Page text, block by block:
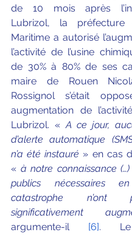
de 10 mois après
Lubrizol, la préfecture
Maritime a autorisé
l’activité de l’usine
de 30% à 80% de ses
maire de Rouen
Rossignol s’était
augmentation de
Lubrizol. « A ce jour,
d’alerte automatique
n’a été instauré » en cas
« à notre connaissance
publics nécessaires
catastrophe
significativement
argumente-il [6]. Le